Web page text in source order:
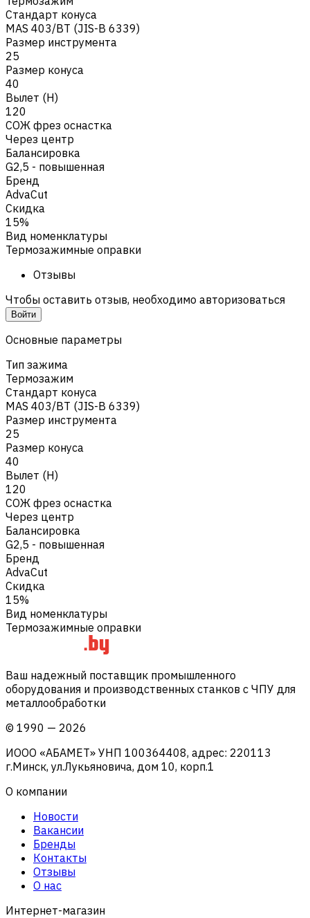
Стандарт конуса
MAS 403/BT (JIS-B 6339)
Размер инструмента
25
Размер конуса
40
Вылет (H)
120
СОЖ фрез оснастка
Через центр
Балансировка
G2,5 - повышенная
Бренд
AdvaCut
Скидка
15%
Вид номенклатуры
Термозажимные оправки
Отзывы
Чтобы оставить отзыв, необходимо авторизоваться
Войти
Основные параметры
Тип зажима
Термозажим
Стандарт конуса
MAS 403/BT (JIS-B 6339)
Размер инструмента
25
Размер конуса
40
Вылет (H)
120
СОЖ фрез оснастка
Через центр
Балансировка
G2,5 - повышенная
Бренд
AdvaCut
Скидка
15%
Вид номенклатуры
Термозажимные оправки
Ваш надежный поставщик промышленного
оборудования и производственных станков с ЧПУ для
металлообработки
© 1990 — 2026
ИООО «АБАМЕТ» УНП 100364408, адрес: 220113
г.Минск, ул.Лукьяновича, дом 10, корп.1
О компании
Новости
Вакансии
Бренды
Контакты
Отзывы
О нас
Интернет-магазин